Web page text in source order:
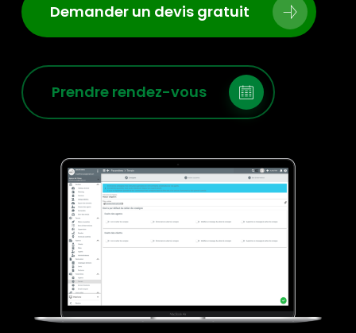
Demander un devis gratuit
Prendre rendez-vous